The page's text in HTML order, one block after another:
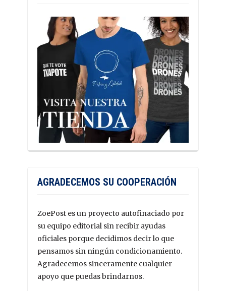
AGRADECEMOS SU COOPERACIÓN
ZoePost es un proyecto autofinaciado por
su equipo editorial sin recibir ayudas
oficiales porque decidimos decir lo que
pensamos sin ningún condicionamiento.
Agradecemos sinceramente cualquier
apoyo que puedas brindarnos.